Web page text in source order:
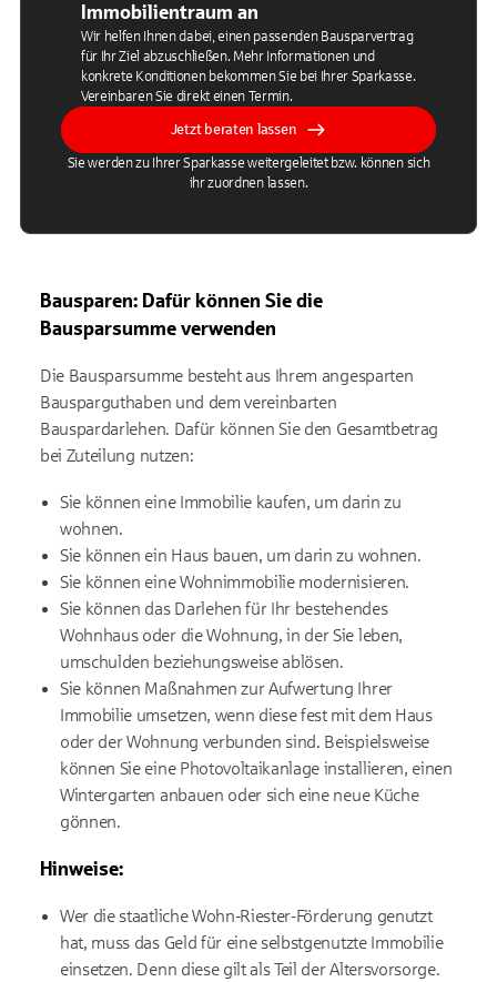
Immobilientraum an
Wir helfen Ihnen dabei, einen passenden Bausparvertrag
für Ihr Ziel abzuschließen. Mehr Informationen und
konkrete Konditionen bekommen Sie bei Ihrer Sparkasse.
Vereinbaren Sie direkt einen Termin.
Jetzt beraten lassen
Sie werden zu Ihrer Sparkasse weitergeleitet bzw. können sich
ihr zuordnen lassen.
Bausparen: Dafür können Sie die
Bausparsumme verwenden
Die Bausparsumme besteht aus Ihrem angesparten
Bausparguthaben und dem vereinbarten
Bauspardarlehen. Dafür können Sie den Gesamtbetrag
bei Zuteilung nutzen:
Sie können eine Immobilie kaufen, um darin zu
wohnen.
Sie können ein Haus bauen, um darin zu wohnen.
Sie können eine Wohnimmobilie modernisieren.
Sie können das Darlehen für Ihr bestehendes
Wohnhaus oder die Wohnung, in der Sie leben,
umschulden beziehungsweise ablösen.
Sie können Maßnahmen zur Aufwertung Ihrer
Immobilie umsetzen, wenn diese fest mit dem Haus
oder der Wohnung verbunden sind. Beispielsweise
können Sie eine Photovoltaikanlage installieren, einen
Wintergarten anbauen oder sich eine neue Küche
gönnen.
Hinweise:
Wer die staatliche Wohn-Riester-Förderung genutzt
hat, muss das Geld für eine selbstgenutzte Immobilie
einsetzen. Denn diese gilt als Teil der Altersvorsorge.